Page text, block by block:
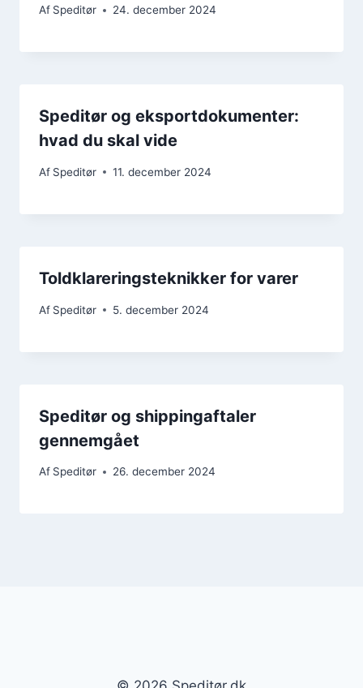
Af Speditør 24. december 2024
Speditør og eksportdokumenter:
hvad du skal vide
Af Speditør 11. december 2024
Toldklareringsteknikker for varer
Af Speditør 5. december 2024
Speditør og shippingaftaler
gennemgået
Af Speditør 26. december 2024